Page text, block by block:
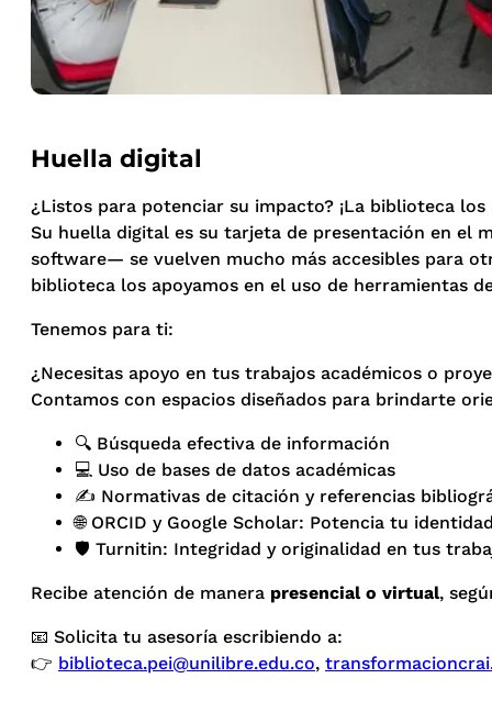
Huella digital
¿Listos para potenciar su impacto? ¡La biblioteca los
Su huella digital es su tarjeta de presentación en el
software— se vuelven mucho más accesibles para
biblioteca los apoyamos en el uso de herramientas
Tenemos para ti:
¿Necesitas apoyo en tus trabajos académicos o
Contamos con espacios diseñados para brindarte
🔍 Búsqueda efectiva de información
💻 Uso de bases de datos académicas
✍️ Normativas de citación y referencias
🌐 ORCID y Google Scholar: Potencia tu
🛡️ Turnitin: Integridad y originalidad en tus
Recibe atención de manera presencial o virtual,
📧 Solicita tu asesoría escribiendo a:
👉 biblioteca.pei@unilibre.edu.co,